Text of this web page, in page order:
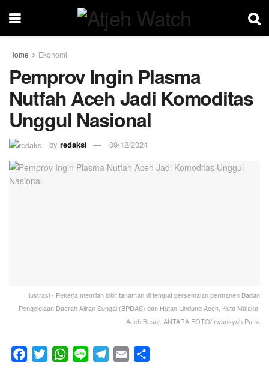
Home Ekonomi
Pemprov Ingin Plasma
Nutfah Aceh Jadi Komoditas
Unggul Nasional
by redaksi 09/12/2024
Ilustrasi - Pekerja memilah bibit tanaman di tempat persemaian permanen Badan
Pengelolaan Daerah Aliran Sungai (BPDAS) dan Hutan Lindung Aceh, Kuta Malaka,
Aceh Besar. ANTARA FOTO/Irwansyah Putra
W